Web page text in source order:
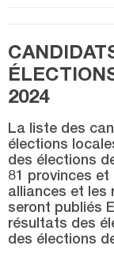
MUTKİ
OVAKIŞLA
TATVAN
Bolu
Burdur
Bursa
Çanakkale
Çankırı
2024
La liste des
élections
des élections
81 provinces
alliances et les
seront publiés
résultats des
des élections